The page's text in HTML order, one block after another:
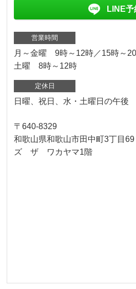
LINE予
営業時間
月～金曜 9時～12時／15時～
土曜 8時～12時
定休日
日曜、祝日、水・土曜日の午後
〒640-8329
和歌山県和歌山市田中町3丁目
ズ ザ ワカヤマ1階